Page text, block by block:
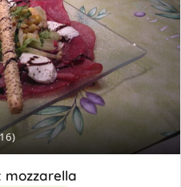
mozzarella